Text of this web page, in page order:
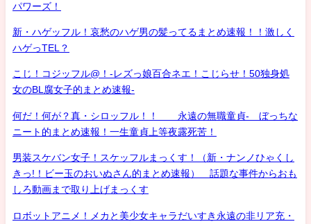
パワーズ！
新・ハゲッフル！哀愁のハゲ男の髪ってるまとめ速報！！激しく
ハゲっTEL？
こじ！コジッフル@！-レズっ娘百合ネエ！こじらせ！50独身処
女のBL腐女子的まとめ速報-
何だ！何が？真・シロッフル！！ 永遠の無職童貞- ぼっちな
ニート的まとめ速報！一生童貞上等夜露死苦！
男装スケバン女子！スケッフルまっくす！（新・ナンノひゃくし
きっ!！ビー玉のおいぬさん的まとめ速報） 話題な事件からおも
しろ動画まで取り上げまっくす
ロボットアニメ！メカと美少女キャラだいすき永遠の非リア充・